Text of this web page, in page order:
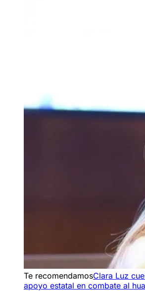
Te recomendamosClara Luz
apoyo estatal en combate al